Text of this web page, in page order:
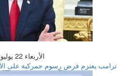
الأربعاء 22 يوليو 2026 01:35 مساءً
ترامب يعتزم فرض رسوم جمركية على